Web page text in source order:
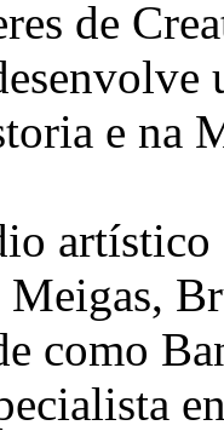
de
e na
Meigas,
como